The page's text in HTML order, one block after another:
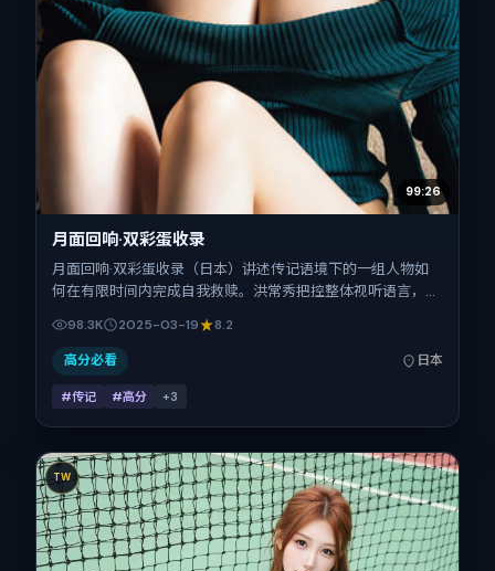
99:26
月面回响·双彩蛋收录
月面回响·双彩蛋收录（日本）讲述传记语境下的一组人物如
何在有限时间内完成自我救赎。洪常秀把控整体视听语言，弗
于 2025-03-19 起陆续登陆院线与网络平台，春节档前后公
映，片长172分钟。
98.3K 2025-03-19 8.2
高分必看 日本
#传记 #高分 +3
TW